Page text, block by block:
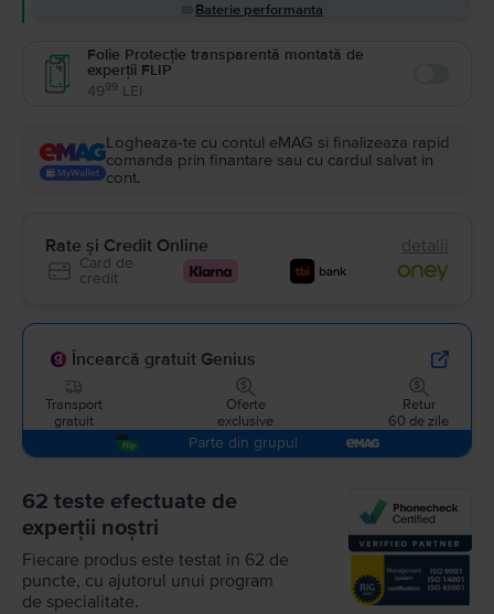
Baterie performanta
Folie Protecție transparentă montată de
experții FLIP
4999 LEI
Logheaza-te cu contul eMAG si finalizeaza rapid
comanda prin finantare sau cu cardul salvat in
cont.
Rate și Credit Online detalii
Card de
credit
Încearcă gratuit Genius
Transport
gratuit
Oferte
exclusive
Retur
60 de zile
Parte din grupul
62 teste efectuate de
experții noștri
Fiecare produs este testat în 62 de
puncte, cu ajutorul unui program
de specialitate.